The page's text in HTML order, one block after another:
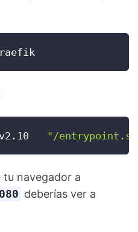
"/
tu navegador a
deberías ver a